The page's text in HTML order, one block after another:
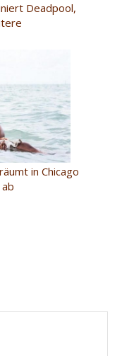
Deadpool,
in Chicago